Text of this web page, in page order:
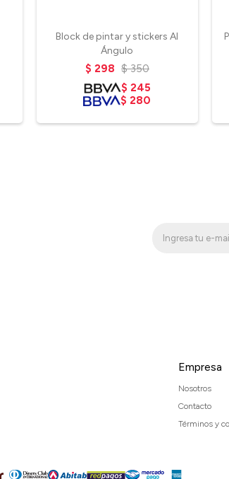
Block de pintar y stickers Al
Ángulo
$ 298 $ 350
$ 245
$ 280
Empresa
Nosotros
Contacto
Términos y